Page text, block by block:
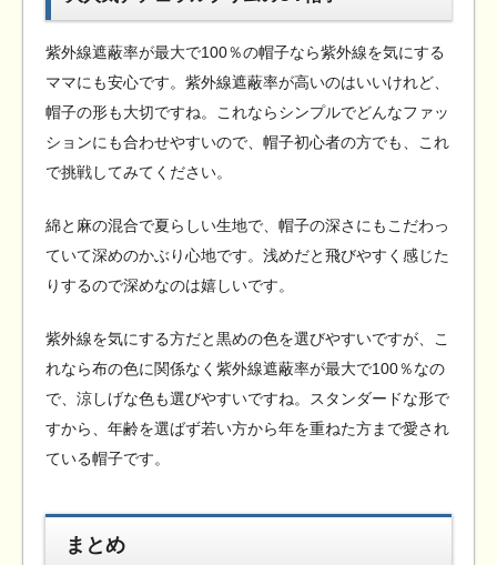
紫外線遮蔽率が最大で100％の帽子なら紫外線を気にする
ママにも安心です。紫外線遮蔽率が高いのはいいけれど、
帽子の形も大切ですね。これならシンプルでどんなファッ
ションにも合わせやすいので、帽子初心者の方でも、これ
で挑戦してみてください。
綿と麻の混合で夏らしい生地で、帽子の深さにもこだわっ
ていて深めのかぶり心地です。浅めだと飛びやすく感じた
りするので深めなのは嬉しいです。
紫外線を気にする方だと黒めの色を選びやすいですが、こ
れなら布の色に関係なく紫外線遮蔽率が最大で100％なの
で、涼しげな色も選びやすいですね。スタンダードな形で
すから、年齢を選ばず若い方から年を重ねた方まで愛され
ている帽子です。
まとめ